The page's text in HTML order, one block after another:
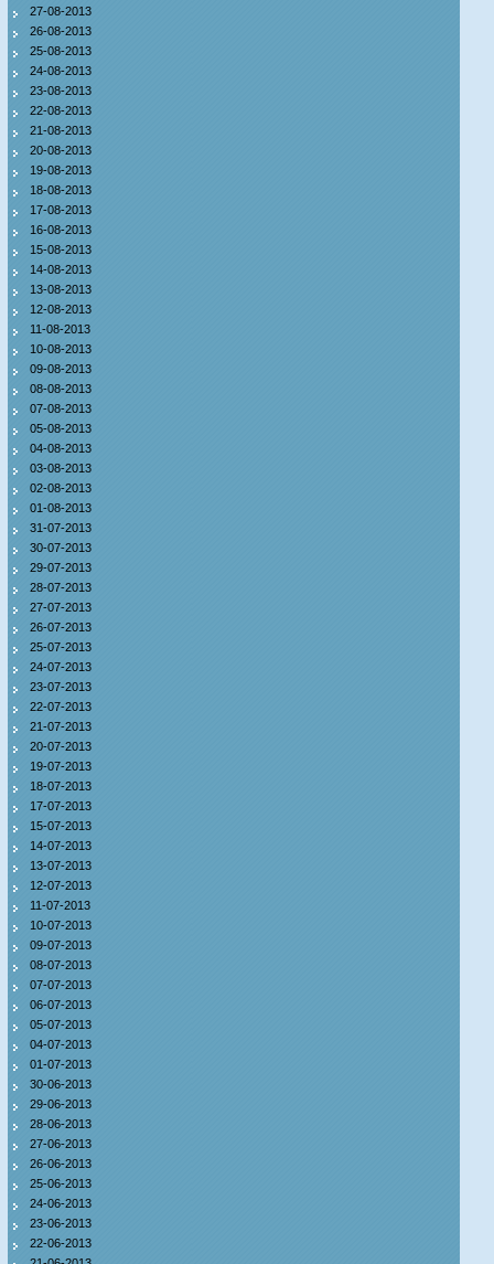
27-08-2013
26-08-2013
25-08-2013
24-08-2013
23-08-2013
22-08-2013
21-08-2013
20-08-2013
19-08-2013
18-08-2013
17-08-2013
16-08-2013
15-08-2013
14-08-2013
13-08-2013
12-08-2013
11-08-2013
10-08-2013
09-08-2013
08-08-2013
07-08-2013
05-08-2013
04-08-2013
03-08-2013
02-08-2013
01-08-2013
31-07-2013
30-07-2013
29-07-2013
28-07-2013
27-07-2013
26-07-2013
25-07-2013
24-07-2013
23-07-2013
22-07-2013
21-07-2013
20-07-2013
19-07-2013
18-07-2013
17-07-2013
15-07-2013
14-07-2013
13-07-2013
12-07-2013
11-07-2013
10-07-2013
09-07-2013
08-07-2013
07-07-2013
06-07-2013
05-07-2013
04-07-2013
01-07-2013
30-06-2013
29-06-2013
28-06-2013
27-06-2013
26-06-2013
25-06-2013
24-06-2013
23-06-2013
22-06-2013